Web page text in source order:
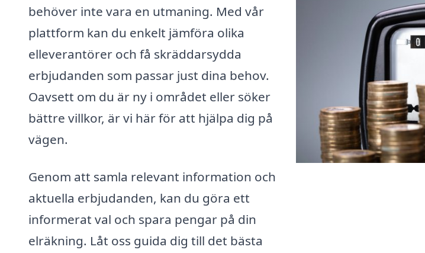
behöver inte vara en utmaning. Med vår
plattform kan du enkelt jämföra olika
elleverantörer och få skräddarsydda
erbjudanden som passar just dina behov.
Oavsett om du är ny i området eller söker
bättre villkor, är vi här för att hjälpa dig på
vägen.
Genom att samla relevant information och
aktuella erbjudanden, kan du göra ett
informerat val och spara pengar på din
elräkning. Låt oss guida dig till det bästa